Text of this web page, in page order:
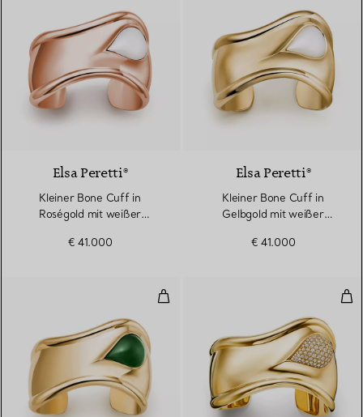
2 Materialien
Elsa Peretti®
Kleiner Bone Cuff in
Roségold mit weißer
€ 41.000
Elsa Peretti®
Kleiner Bone Cuff in
Gelbgold mit weißer
€ 41.000
Kleiner Bone Cuff in Gelbgold